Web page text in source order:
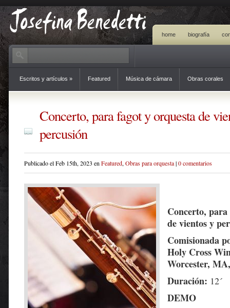
home biografía
Escritos y artículos » Featured Música de cámara Obras corales
Concerto, para fagot y orquesta de
percusión
Publicado el Feb 15th, 2023 en Featured, Obras para orquesta|0 comentarios
Concerto, para
de vientos y
Comisionada
Holy Cross
Worcester,
Duración: 12´
DEMO